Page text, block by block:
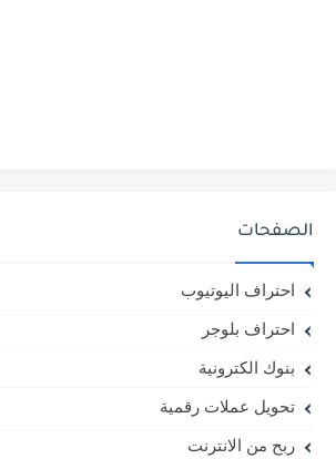
الصفحات
احتراف اليوتيوب
احتراف بلوجر
بنوك الكترونية
تحويل عملات رقمية
ربح من الانترنت